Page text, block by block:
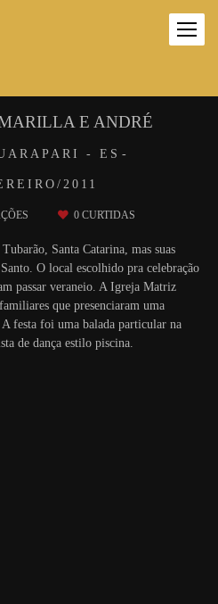
- ES
2011
E ANDRÉ
0 CURTIDAS
Santa Catarina, mas suas
O local escolhido pra celebração
passar veraneio. A Igreja Matriz
que presenciaram uma
festa foi uma balada particular na
de dança estilo piscina.